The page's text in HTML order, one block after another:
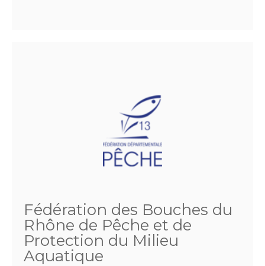
Fédération des Bouches du
Rhône de Pêche et de
Protection du Milieu
Aquatique